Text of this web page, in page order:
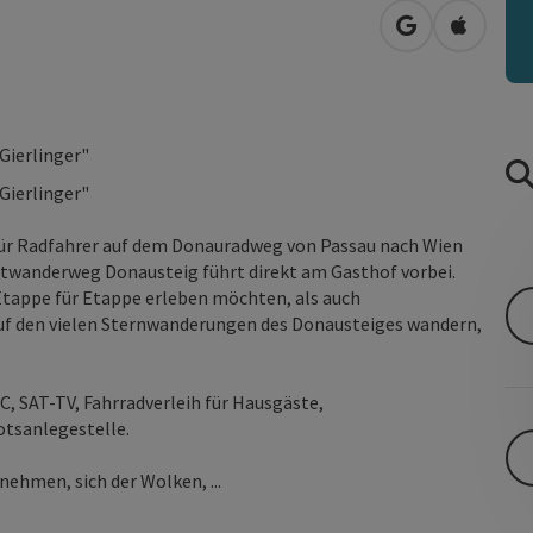
in Google
in
auf dem Donauradweg von Passau nach Wien
Donausteig führt direkt am Gasthof vorbei.
für Etappe erleben möchten, als auch
den vielen Sternwanderungen des Donausteiges wandern,
TV, Fahrradverleih für Hausgäste,
sich der Wolken, ...